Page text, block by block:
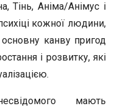
Тінь, Аніма/Анімус і
кожної людини,
канву пригод
і розвитку, які
мають